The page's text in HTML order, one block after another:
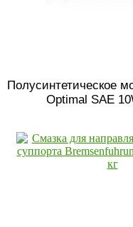
Полусинтетическое
Optimal SAE